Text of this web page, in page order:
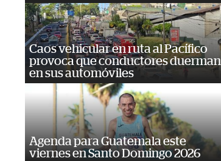
Caos vehicular en ruta al Pacífico
provoca que conductores duerman
en sus automóviles
Agenda para Guatemala este
viernes en Santo Domingo 2026